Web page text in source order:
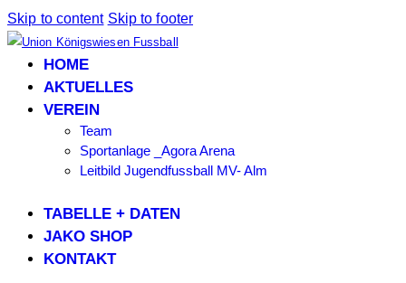
Skip to content Skip to footer
HOME
AKTUELLES
VEREIN
Team
Sportanlage _Agora Arena
Leitbild Jugendfussball MV- Alm
TABELLE + DATEN
JAKO SHOP
KONTAKT